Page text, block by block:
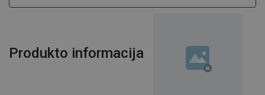
Produkto informacija